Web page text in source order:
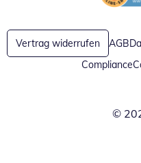
Öffnet
Vertrag widerrufen AGB
Compliance
©